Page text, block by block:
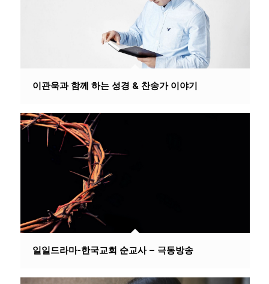
이관욱과 함께 하는 성경 & 찬송가 이야기
일일드라마-한국교회 순교사 – 극동방송